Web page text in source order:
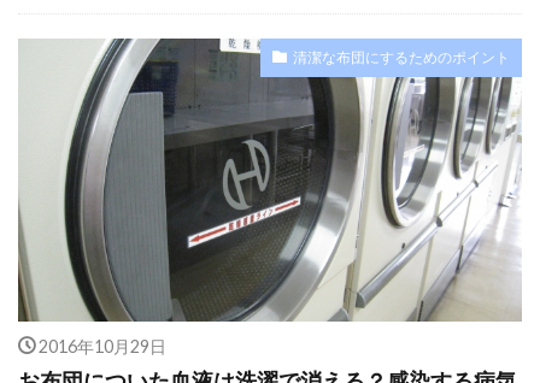
清潔な布団にするためのポイント
2016年10月29日